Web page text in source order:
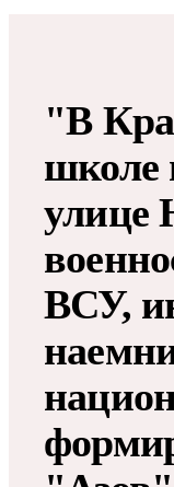
"В
школе
улице
ВСУ,